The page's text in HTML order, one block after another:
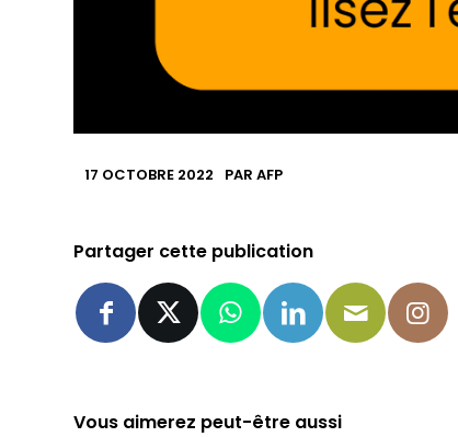
17 OCTOBRE 2022 PARAFP
Partager cette publication
Vous aimerez peut-être aussi